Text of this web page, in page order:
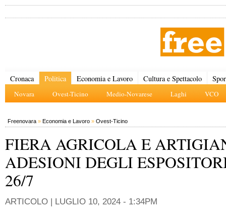
Cronaca Politica
Novara Ovest-Ticino Medio-Novarese Laghi VCO
Economia e Lavoro Cultura e Spettacolo
Freenovara » Economia e Lavoro » Ovest-Ticino
FIERA AGRICOLA E
ADESIONI DEGLI
26/7
ARTICOLO | LUGLIO 10, 2024 - 1:34PM